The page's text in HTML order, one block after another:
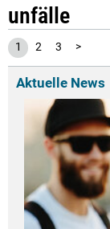
unfälle
1 2 3 >
Aktuelle News